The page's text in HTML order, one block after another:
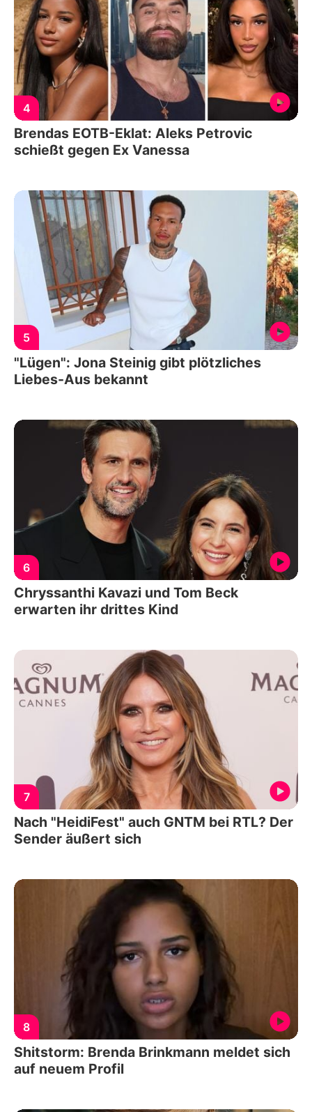
4
Brendas EOTB-Eklat: Aleks Petrovic
schießt gegen Ex Vanessa
5
"Lügen": Jona Steinig gibt plötzliches
Liebes-Aus bekannt
6
Chryssanthi Kavazi und Tom Beck
erwarten ihr drittes Kind
7
Nach "HeidiFest" auch GNTM bei RTL? Der
Sender äußert sich
8
Shitstorm: Brenda Brinkmann meldet sich
auf neuem Profil